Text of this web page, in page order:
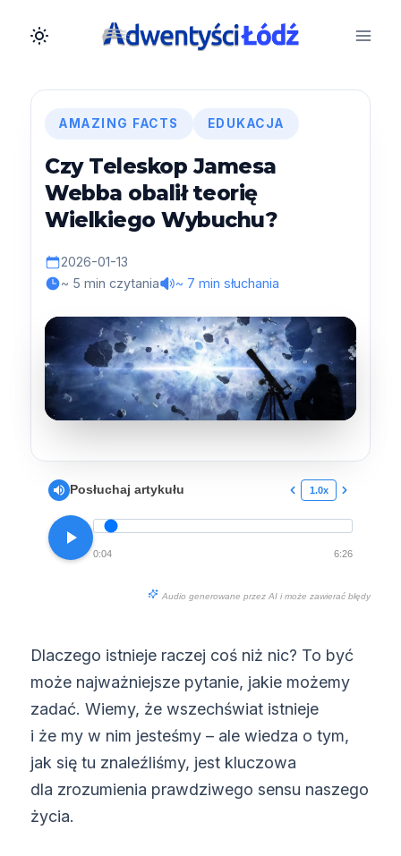
AMAZING FACTS EDUKACJA
Czy Teleskop Jamesa
Webba obalił teorię
Wielkiego Wybuchu?
2026-01-13
~ 5 min czytania
~ 7 min słuchania
Posłuchaj artykułu 1.0x
0:04 6:26
Audio generowane przez AI i może zawierać błędy
Dlaczego istnieje raczej coś niż nic? To być
może najważniejsze pytanie, jakie możemy
zadać. Wiemy, że wszechświat istnieje
i że my w nim jesteśmy – ale wiedza o tym,
jak się tu znaleźliśmy, jest kluczowa
dla zrozumienia prawdziwego sensu naszego
życia.